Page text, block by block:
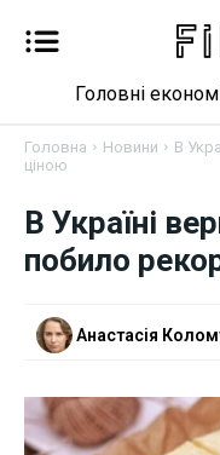
Новини
Фінанси
Валютний
Головні
Головна Новини
В
ціною
В Україні
побило
Анастасія